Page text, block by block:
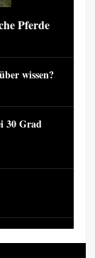
Pferde
wissen?
30 Grad